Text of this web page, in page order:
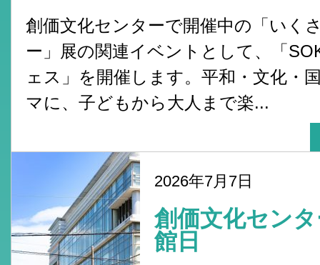
創価文化センターで開催中の「いく
ー」展の関連イベントとして、「
ェス」を開催します。平和・文化・
マに、子どもから大人まで楽...
2026年7月7日
創価文化セン
館日